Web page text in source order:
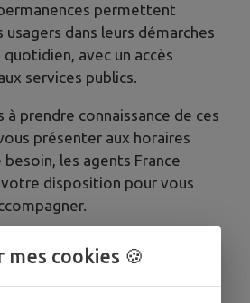
permettent
usagers dans leurs démarches
avec un accès
services publics.
à prendre connaissance de ces
présenter aux horaires
besoin, les agents France
disposition pour vous
est conseillée, au 02 79
.
mes cookies 🍪